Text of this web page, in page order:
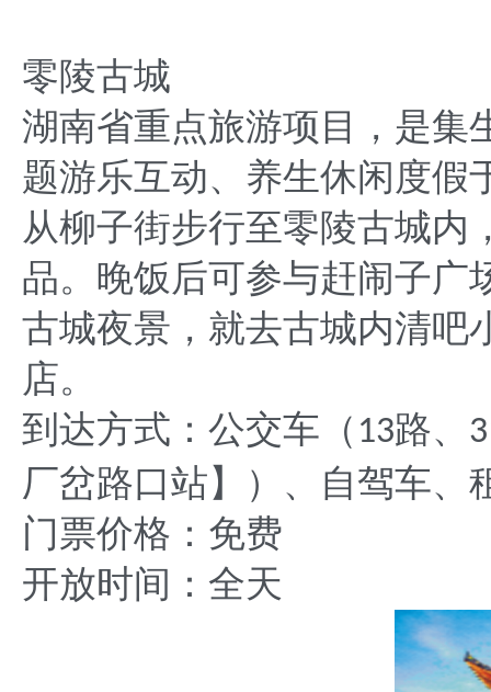
零陵古城
湖南省重点旅游项目，是集
题游乐互动、养生休闲度假
从柳子街步行至零陵古城内
品。晚饭后可参与赶闹子广
古城夜景，就去古城内清吧
店。
到达方式：公交车（ 13路、
厂岔路口站】）、自驾车、
门票价格：免费
开放时间：全天